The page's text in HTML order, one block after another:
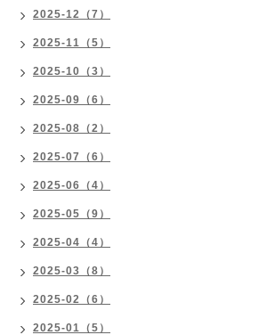
2025-12（7）
2025-11（5）
2025-10（3）
2025-09（6）
2025-08（2）
2025-07（6）
2025-06（4）
2025-05（9）
2025-04（4）
2025-03（8）
2025-02（6）
2025-01（5）